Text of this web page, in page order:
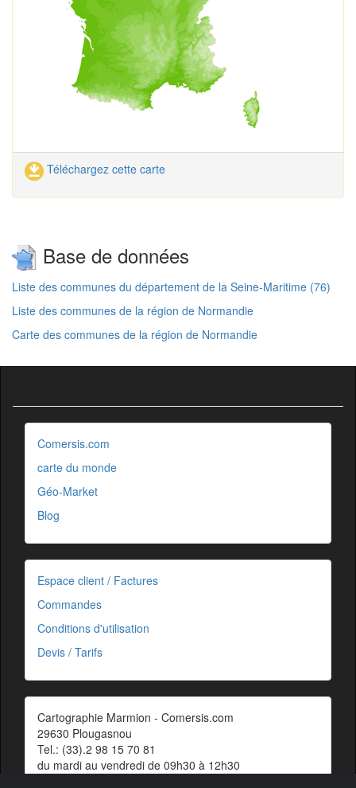
Téléchargez cette carte
Base de données
Liste des communes du département de la Seine-Maritime (76)
Liste des communes de la région de Normandie
Carte des communes de la région de Normandie
Comersis.com
carte du monde
Géo-Market
Blog
Espace client / Factures
Commandes
Conditions d'utilisation
Devis / Tarifs
Cartographie Marmion - Comersis.com
29630 Plougasnou
Tel.: (33).2 98 15 70 81
du mardi au vendredi de 09h30 à 12h30